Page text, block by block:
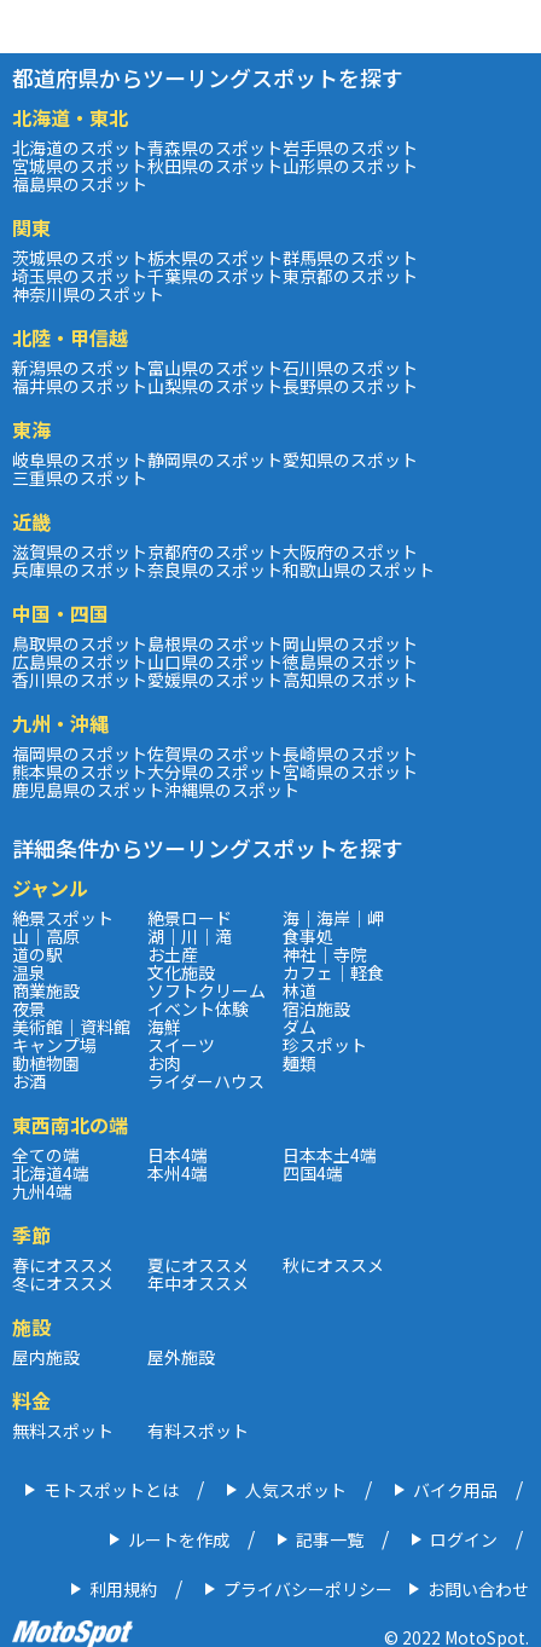
都道府県からツーリングスポットを探す
北海道・東北
北海道のスポット青森県のスポット岩手県のスポット
宮城県のスポット秋田県のスポット山形県のスポット
福島県のスポット
関東
茨城県のスポット栃木県のスポット群馬県のスポット
埼玉県のスポット千葉県のスポット東京都のスポット
神奈川県のスポット
北陸・甲信越
新潟県のスポット富山県のスポット石川県のスポット
福井県のスポット山梨県のスポット長野県のスポット
東海
岐阜県のスポット静岡県のスポット愛知県のスポット
三重県のスポット
近畿
滋賀県のスポット京都府のスポット大阪府のスポット
兵庫県のスポット奈良県のスポット和歌山県のスポット
中国・四国
鳥取県のスポット島根県のスポット岡山県のスポット
広島県のスポット山口県のスポット徳島県のスポット
香川県のスポット愛媛県のスポット高知県のスポット
九州・沖縄
福岡県のスポット佐賀県のスポット長崎県のスポット
熊本県のスポット大分県のスポット宮崎県のスポット
鹿児島県のスポット沖縄県のスポット
詳細条件からツーリングスポットを探す
ジャンル
絶景スポット 絶景ロード 海｜海岸｜岬
山｜高原 湖｜川｜滝 食事処
道の駅 お土産 神社｜寺院
温泉 文化施設 カフェ｜軽食
商業施設 ソフトクリーム 林道
夜景 イベント体験 宿泊施設
美術館｜資料館 海鮮 ダム
キャンプ場 スイーツ 珍スポット
動植物園 お肉 麺類
お酒 ライダーハウス
東西南北の端
全ての端 日本4端 日本本土4端
北海道4端 本州4端 四国4端
九州4端
季節
春にオススメ 夏にオススメ 秋にオススメ
冬にオススメ 年中オススメ
施設
屋内施設 屋外施設
料金
無料スポット 有料スポット
モトスポットとは 人気スポット バイク用品
ルートを作成 記事一覧 ログイン
利用規約 プライバシーポリシー
お問い合わせ
© 2022 MotoSpot.